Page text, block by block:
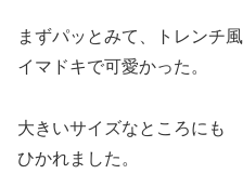
まずパッとみて、トレンチ
イマドキで可愛かった。
大きいサイズなところにも
ひかれました。